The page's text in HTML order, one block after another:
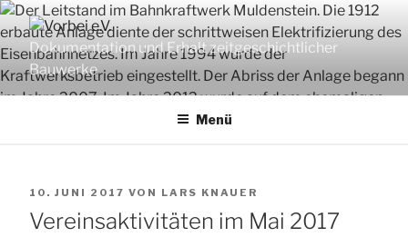
Zum
Inhalt
springenDokumentation und Erhalt zeitgeschichtlicher
Bauwerke
Menü
VERÖFFENTLICHT
AM
10. JUNI 2017 VON LARS KNAUER
Vereinsaktivitäten im Mai 2017